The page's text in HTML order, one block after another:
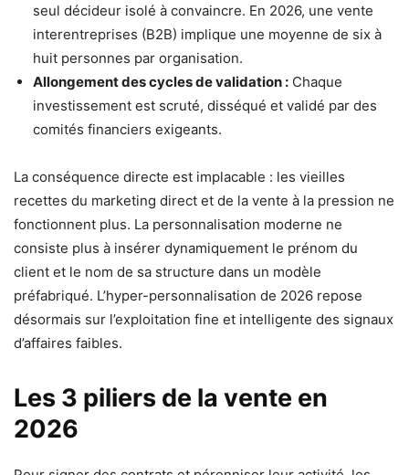
seul décideur isolé à convaincre. En 2026, une vente
interentreprises (B2B) implique une moyenne de six à
huit personnes par organisation.
Allongement des cycles de validation : Chaque
investissement est scruté, disséqué et validé par des
comités financiers exigeants.
La conséquence directe est implacable : les vieilles
recettes du marketing direct et de la vente à la pression ne
fonctionnent plus. La personnalisation moderne ne
consiste plus à insérer dynamiquement le prénom du
client et le nom de sa structure dans un modèle
préfabriqué. L’hyper-personnalisation de 2026 repose
désormais sur l’exploitation fine et intelligente des signaux
d’affaires faibles.
Les 3 piliers de la vente en
2026